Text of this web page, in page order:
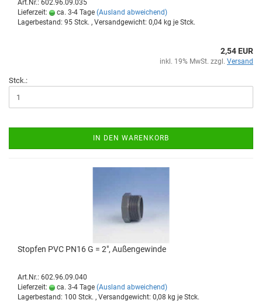
Art.Nr.: 602.96.09.035
Lieferzeit:
ca. 3-4 Tage (Ausland abweichend)
Lagerbestand: 95 Stck. , Versandgewicht: 0,04 kg je Stck.
2,54 EUR
inkl. 19% MwSt. zzgl. Versand
Stck.:
IN DEN WARENKORB
Stop­fen PVC PN16 G = 2", Au­ßen­ge­win­de
Art.Nr.: 602.96.09.040
Lieferzeit:
ca. 3-4 Tage (Ausland abweichend)
Lagerbestand: 100 Stck. , Versandgewicht: 0,08 kg je Stck.